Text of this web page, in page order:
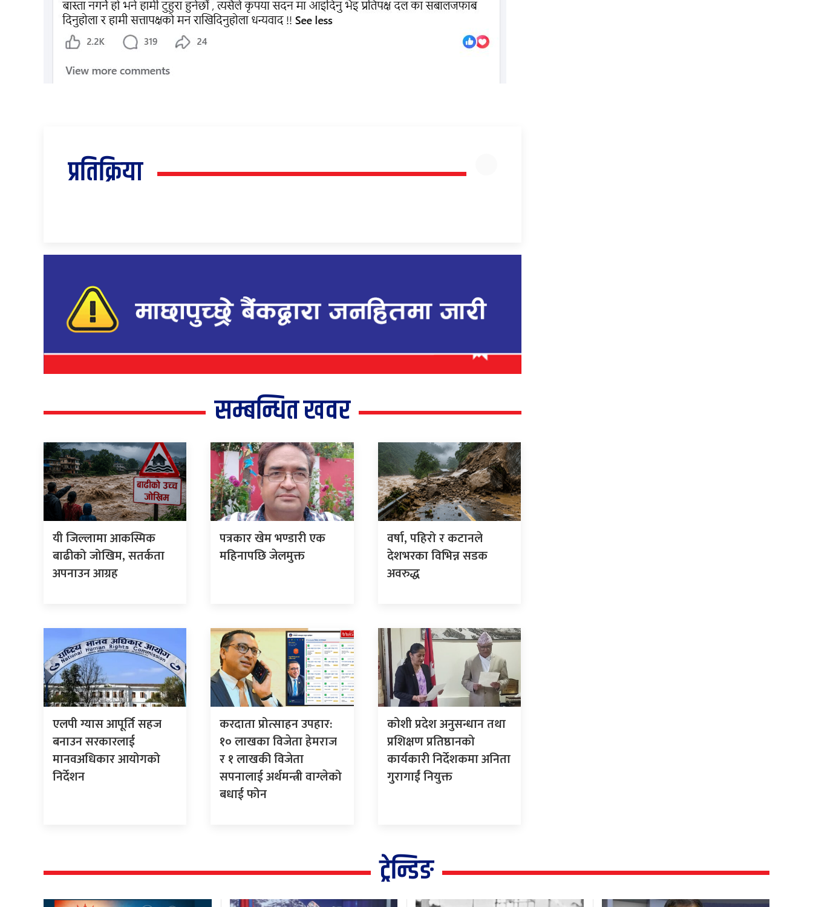
प्रतिक्रिया
सम्बन्धित खवर
यी जिल्लामा आकस्मिक
बाढीको जोखिम, सतर्कता
अपनाउन आग्रह
पत्रकार खेम भण्डारी एक
महिनापछि जेलमुक्त
वर्षा, पहिरो र कटानले
देशभरका विभिन्न सडक
अवरुद्ध
एलपी ग्यास आपूर्ति सहज
बनाउन सरकारलाई
मानवअधिकार आयोगको
निर्देशन
करदाता प्रोत्साहन उपहार:
१० लाखका विजेता हेमराज
र १ लाखकी विजेता
सपनालाई अर्थमन्त्री वाग्लेको
बधाई फोन
कोशी प्रदेश अनुसन्धान तथा
प्रशिक्षण प्रतिष्ठानको
कार्यकारी निर्देशकमा अनिता
गुरागाईं नियुक्त
ट्रेन्डिङ